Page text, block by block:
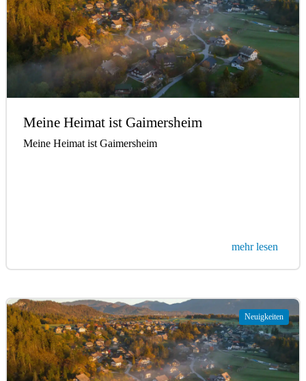
Meine Heimat ist Gaimersheim
Meine Heimat ist Gaimersheim
mehr lesen
Neuigkeiten